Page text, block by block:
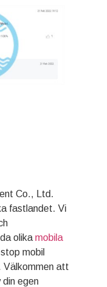
Co., Ltd.
fastlandet. Vi
olika mobila
mobil
Välkommen att
egen